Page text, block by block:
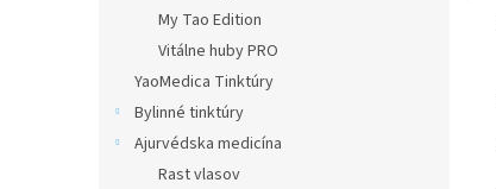
My Tao Edition
Vitálne huby PRO
YaoMedica Tinktúry
Bylinné tinktúry
Ajurvédska medicína
Rast vlasov